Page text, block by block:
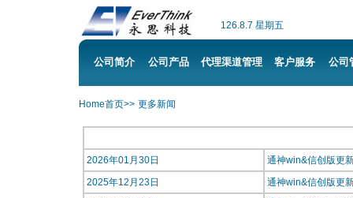
Home首页>> 更多新闻
2026年01月30日
通神win&信创版更
2025年12月23日
通神win&信创版更